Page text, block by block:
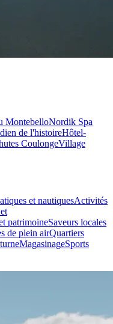
MontebelloNordik Spa
de l'histoireHôtel-
CoulongeVillage
et nautiquesActivités
patrimoineSaveurs locales
de plein airQuartiers
MagasinageSports